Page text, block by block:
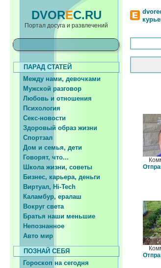
DVOREC.RU
Портал досуга и развлечений
ПАРАД СТАТЕЙ
Между нами, девочками
Мужской разговор
Любовь и отношения
Психология
Секс-новости
Здоровый образ жизни
Спортзал
Дом и семья, дети
Говорят, что...
Школа жизни, советы
Бизнес, карьера, деньги
Виртуал, Hi-Tech
Каламбур, ералаш
Вокруг света
Братья наши меньшие
Непознанное
Авто мир
ПОЗНАЙ СЕБЯ
Гороскоп на сегодня